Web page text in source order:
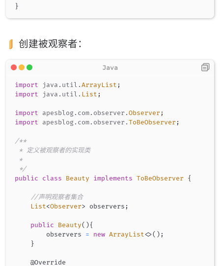
}
创建被观察者：
import java . util .ArrayList ;
import
java . util . List ;
import apesblog. com. observer .Observer ;
import
apesblog. com. observer .ToBeObserver ;
/**
* 定义被观察者的实现类
*
*/
public
class Beauty implements ToBeObserver {
//声明观察者集合
List<Observer> observers ;
public Beauty( ){
        observers
= new ArrayList<>( ) ;
}
@Override